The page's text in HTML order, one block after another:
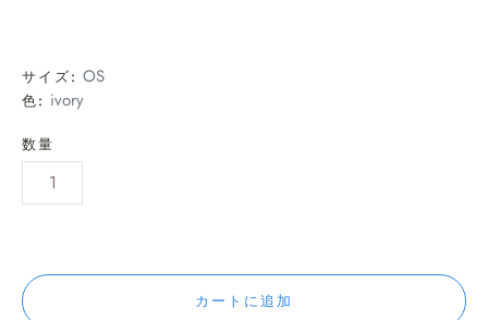
サイズ: OS
色: ivory
数量
カートに追加